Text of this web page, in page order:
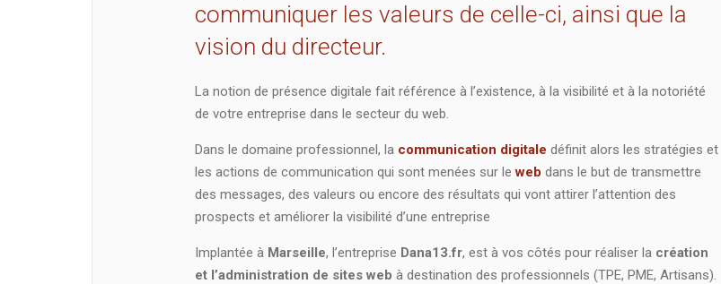
communiquer les valeurs de celle-ci, ainsi que la
vision du directeur.
La notion de présence digitale fait référence à l’existence, à la visibilité et à la notoriété
de votre entreprise dans le secteur du web.
Dans le domaine professionnel, la communication digitale définit alors les stratégies et
les actions de communication qui sont menées sur leweb dans le but de transmettre
des messages, des valeurs ou encore des résultats qui vont attirer l’attention des
prospects et améliorer la visibilité d’une entreprise
Implantée à Marseille, l’entreprise Dana13.fr, est à vos côtés pour réaliser la création
et l’administration de sites web à destination des professionnels (TPE, PME, Artisans).